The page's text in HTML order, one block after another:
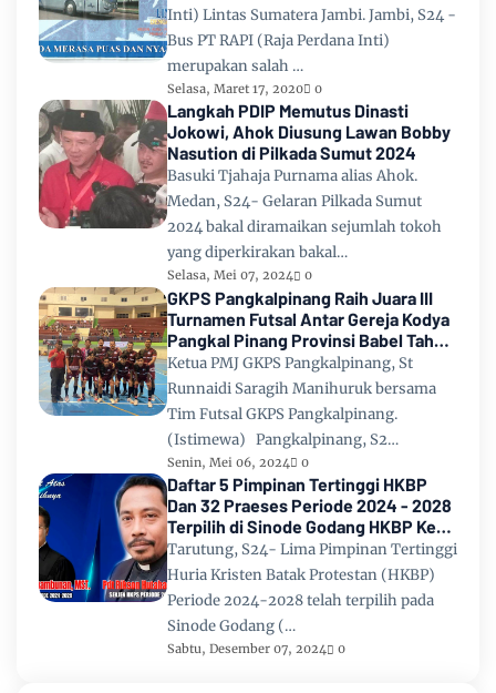
Inti) Lintas Sumatera Jambi. Jambi, S24 -
Bus PT RAPI (Raja Perdana Inti)
merupakan salah …
Selasa, Maret 17, 2020 0
Langkah PDIP Memutus Dinasti
Jokowi, Ahok Diusung Lawan Bobby
Nasution di Pilkada Sumut 2024
Basuki Tjahaja Purnama alias Ahok.
Medan, S24- Gelaran Pilkada Sumut
2024 bakal diramaikan sejumlah tokoh
yang diperkirakan bakal…
Selasa, Mei 07, 2024 0
GKPS Pangkalpinang Raih Juara III
Turnamen Futsal Antar Gereja Kodya
Pangkal Pinang Provinsi Babel Tahun
2024
Ketua PMJ GKPS Pangkalpinang, St
Runnaidi Saragih Manihuruk bersama
Tim Futsal GKPS Pangkalpinang.
(Istimewa) Pangkalpinang, S2…
Senin, Mei 06, 2024 0
Daftar 5 Pimpinan Tertinggi HKBP
Dan 32 Praeses Periode 2024 - 2028
Terpilih di Sinode Godang HKBP Ke
67 Tahun 2024
Tarutung, S24- Lima Pimpinan Tertinggi
Huria Kristen Batak Protestan (HKBP)
Periode 2024-2028 telah terpilih pada
Sinode Godang (…
Sabtu, Desember 07, 2024 0